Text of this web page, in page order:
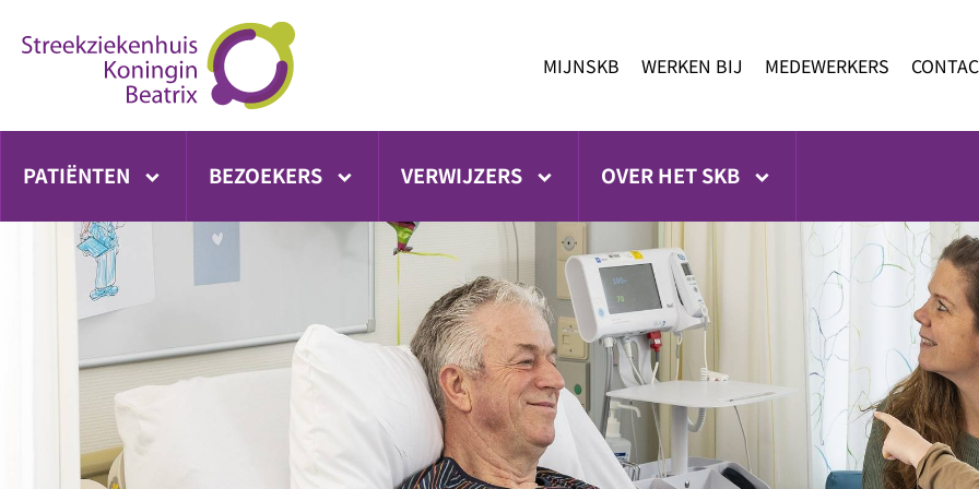
direct
MIJNSKB WERKEN BIJ MEDEWERKERS
PATIËNTEN BEZOEKERS VERWIJZERS OVER HET SKB